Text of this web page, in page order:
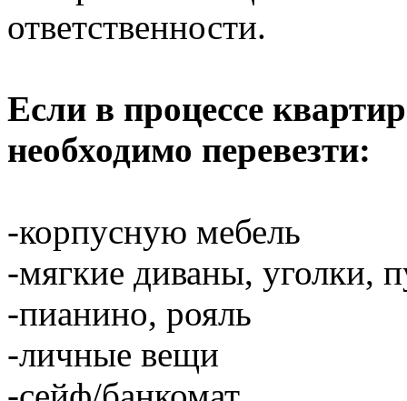
ответственности.
Если в процессе
необходимо перевезти:
-корпусную мебель
-мягкие диваны, уголки,
-пианино, рояль
-личные вещи